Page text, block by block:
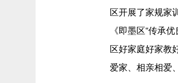
区开展了家规家
《即墨区“传承
区好家庭好家教
爱家、相亲相爱